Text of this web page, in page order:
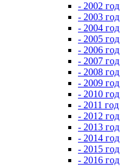
- 2002 год
- 2003 год
- 2004 год
- 2005 год
- 2006 год
- 2007 год
- 2008 год
- 2009 год
- 2010 год
- 2011 год
- 2012 год
- 2013 год
- 2014 год
- 2015 год
- 2016 год